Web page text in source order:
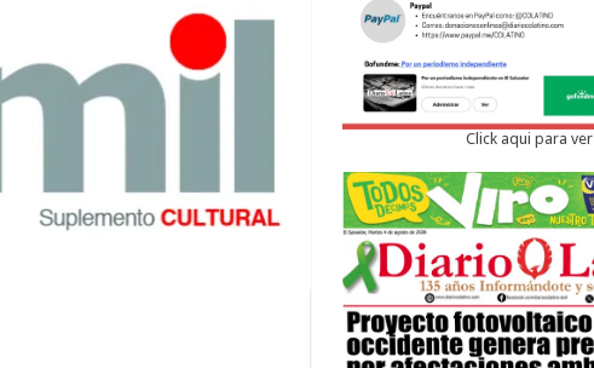
Click aqui para ver